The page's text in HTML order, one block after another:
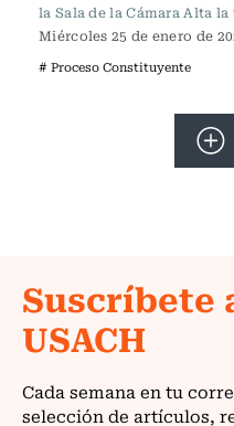
la Sala de la Cámara Alta
Miércoles 25 de enero de
# Proceso Constituyente